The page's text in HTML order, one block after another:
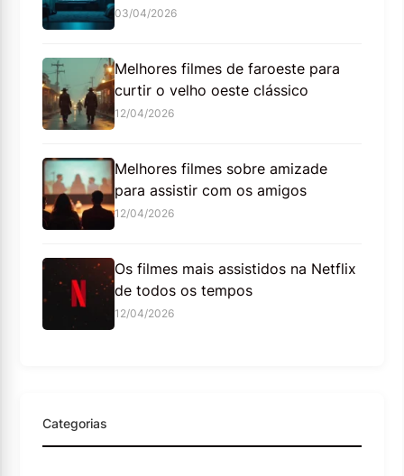
03/04/2026
Melhores filmes de faroeste para
curtir o velho oeste clássico
12/04/2026
Melhores filmes sobre amizade
para assistir com os amigos
12/04/2026
Os filmes mais assistidos na Netflix
de todos os tempos
12/04/2026
Categorias